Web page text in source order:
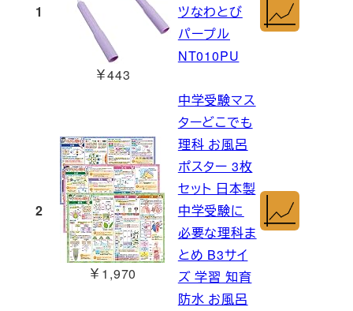
1
￥443
ツなわとび
パープル
NT010PU
2
￥1,970
中学受験マス
ターどこでも
理科 お風呂
ポスター 3枚
セット 日本製
中学受験に
必要な理科ま
とめ B3サイ
ズ 学習 知育
防水 お風呂